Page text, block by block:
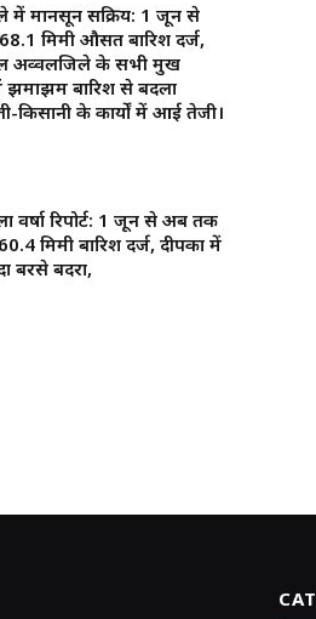
में मानसून सक्रिय: 1 जून से
मिमी औसत बारिश दर्ज,
अव्वलजिले के सभी प्रमुख
झमाझम बारिश से बदला
किसानी के कार्यों में आई तेजी।
वर्षा रिपोर्ट: 1 जून से अब तक
मिमी बारिश दर्ज, दीपका में
बरसे बदरा,